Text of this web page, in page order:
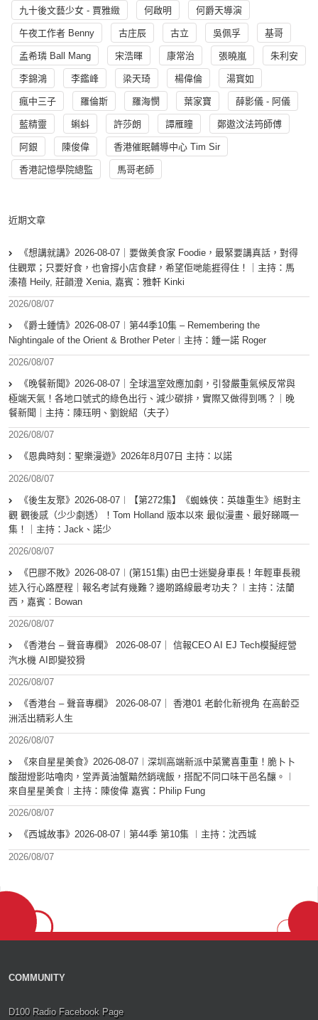
九十後文藝少女 - 賈雅緻 何啟明 何爵天導演
午夜工作者 Benny 古庄辰 古立 吳佩孚 基哥
孟希璘 Ball Mang 宋浩暉 康常治 張曉嵐 朱利安
李錦鴻 李鑑峰 梁天琦 楊偉倫 湯寳如
瘋中三子 羅倫斯 羅海憫 葉家寶 薛影儀 - 阿儀
藍精靈 蝌蚪 許莎朗 譚雁瞳 鄭遨汶法筠師傅
阿銀 陳俊偉 香港催眠輔導中心 Tim Sir
香港記憶學院總監 馬哥老師
近期文章
《想講就講》2026-08-07｜要做美食家 Foodie，最緊要講真話，對得
住觀眾；只要好食，也會撐小店食肆，希望佢哋能捱得住！｜主持：馬
溱禧 Heily, 莊韻澄 Xenia, 嘉賓：雅軒 Kinki
2026/08/07
《爵士鍾情》2026-08-07︱第44季10集 – Remembering the
Nightingale of the Orient & Brother Peter︱主持：鍾一諾 Roger
2026/08/07
《晚餐新聞》2026-08-07｜全球溫室效應加劇，引發嚴重氣候反常與
極端天氣！各地口號式的綠色出行、減少碳排，實際又做得到嗎？｜晚
餐新聞｜主持：陳珏明、劉銳紹（夫子）
2026/08/07
《恩典時刻：聖樂漫遊》2026年8月07日 主持：以諾
2026/08/07
《後生友聚》2026-08-07︱【第272集】《蜘蛛俠：英雄重生》絕對主
觀 觀後感（少少劇透）！Tom Holland 版本以來 最似漫畫、最好睇嘅一
集！｜主持：Jack、諾少
2026/08/07
《巴膠不敗》2026-08-07︱(第151集) 由巴士迷變身車長！年輕車長親
述入行心路歷程｜報名考試有幾難？邊啲路線最考功夫？︱主持：法蘭
西，嘉賓︰Bowan
2026/08/07
《香港台 – 聲音專欄》 2026-08-07｜ 信報CEO AI EJ Tech模擬經營
汽水機 AI即變狡猾
2026/08/07
《香港台 – 聲音專欄》 2026-08-07｜ 香港01 老齡化新視角 在高齡亞
洲活出精彩人生
2026/08/07
《來自星星美食》2026-08-07︱深圳高端新派中菜驚喜重重！脆卜卜
酸甜燈影咕嚕肉，堂弄黃油蟹黯然銷魂飯，搭配不同口味干邑名釀。︱
來自星星美食︱主持：陳俊偉 嘉賓：Philip Fung
2026/08/07
《西城故事》2026-08-07︱第44季 第10集 ︱主持：沈西城
2026/08/07
COMMUNITY
D100 Radio Facebook Page